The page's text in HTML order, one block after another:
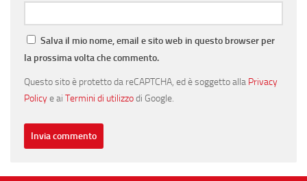
Salva il mio nome, email e sito web in questo browser per
la prossima volta che commento.
Questo sito è protetto da reCAPTCHA, ed è soggetto alla Privacy
Policye ai Termini di utilizzodi Google.